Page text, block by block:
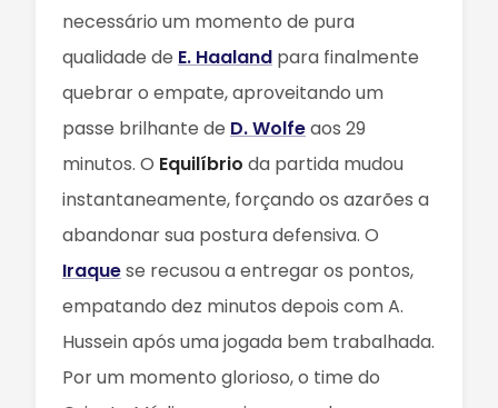
necessário um momento de pura
qualidade de E. Haaland para finalmente
quebrar o empate, aproveitando um
passe brilhante de D. Wolfeaos 29
minutos. O Equilíbrio da partida mudou
instantaneamente, forçando os azarões a
abandonar sua postura defensiva. O
Iraquese recusou a entregar os pontos,
empatando dez minutos depois com A.
Hussein após uma jogada bem trabalhada.
Por um momento glorioso, o time do